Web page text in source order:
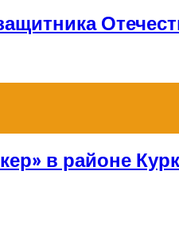
в районе